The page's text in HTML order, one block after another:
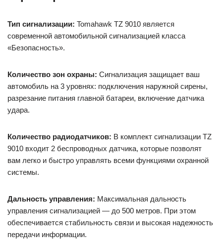
Тип сигнализации: Tomahawk TZ 9010 является
современной автомобильной сигнализацией класса
«Безопасность».
Количество зон охраны: Сигнализация защищает ваш
автомобиль на 3 уровнях: подключения наружной сирены,
разрезание питания главной батареи, включение датчика
удара.
Количество радиодатчиков: В комплект сигнализации TZ
9010 входит 2 беспроводных датчика, которые позволят
вам легко и быстро управлять всеми функциями охранной
системы.
Дальность управления: Максимальная дальность
управления сигнализацией — до 500 метров. При этом
обеспечивается стабильность связи и высокая надежность
передачи информации.